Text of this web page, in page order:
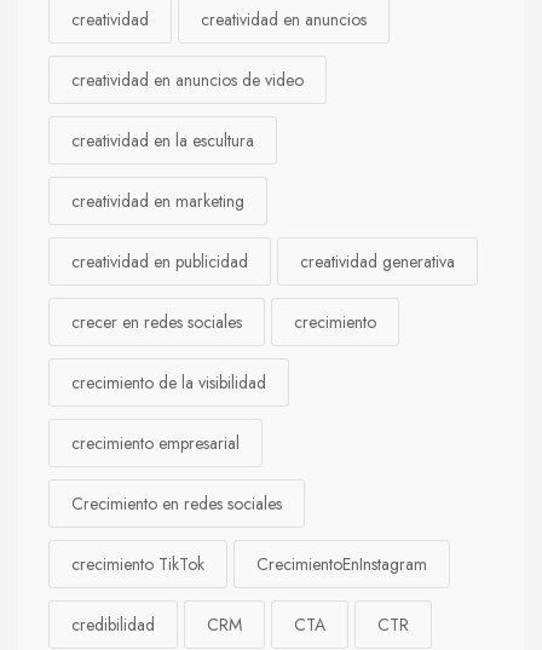
creatividad creatividad en anuncios
creatividad en anuncios de video
creatividad en la escultura
creatividad en marketing
creatividad en publicidad creatividad generativa
crecer en redes sociales crecimiento
crecimiento de la visibilidad
crecimiento empresarial
Crecimiento en redes sociales
crecimiento TikTok CrecimientoEnInstagram
credibilidad CRM CTA CTR